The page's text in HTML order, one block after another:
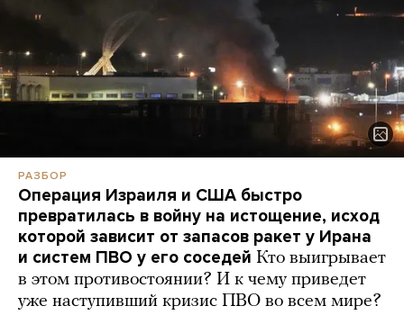
РАЗБОР
Операция Израиля и США быстро
превратилась в войну на истощение, исход
которой зависит от запасов ракет у Ирана
и систем ПВО у его соседей Кто выигрывает
в этом противостоянии? И к чему приведет
уже наступивший кризис ПВО во всем мире?